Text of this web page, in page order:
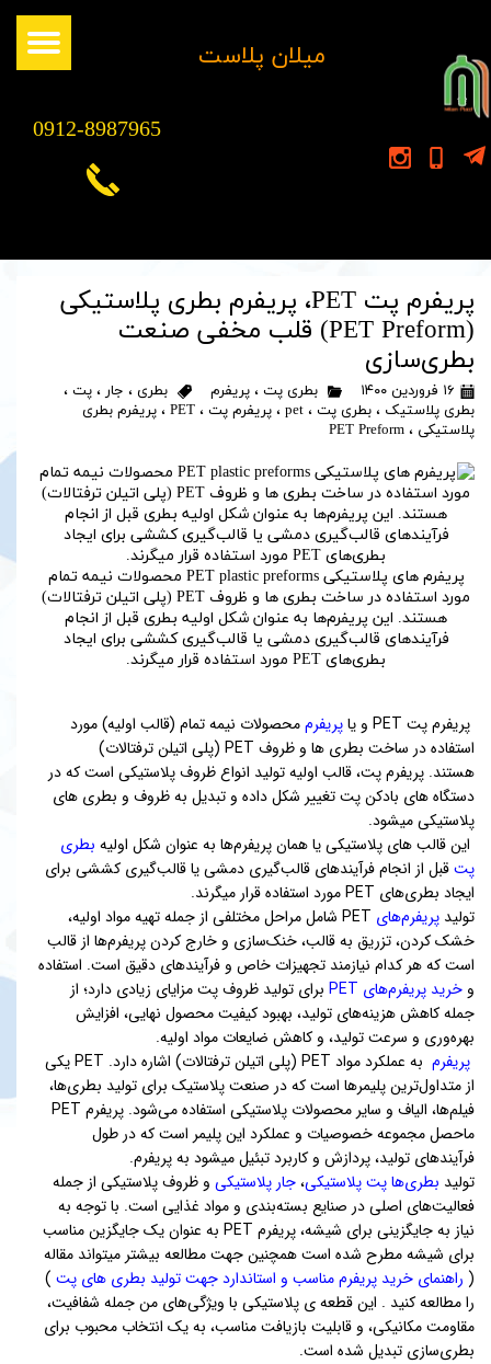
​میلان پلاست
0912-8987965
پریفرم پت PET، پریفرم بطری پلاستیکی
(PET Preform) قلب مخفی صنعت
بطری‌سازی
۱۶ فروردین ۱۴۰۰ بطری پت ، پریفرم بطری ، جار ، پت ،
بطری پلاستیک ، بطری پت ، pet ، پریفرم پت ، PET ، پریفرم بطری
پلاستیکی ، PET Preform
پریفرم های پلاستیکی PET plastic preforms محصولات نیمه تمام
مورد استفاده در ساخت بطری ها و ظروف PET (پلی اتیلن ترفتالات)
هستند. این پریفرم‌ها به عنوان شکل اولیه بطری قبل از انجام
فرآیندهای قالب‌گیری دمشی یا قالب‌گیری کششی برای ایجاد
بطری‌های PET مورد استفاده قرار میگرند.
پریفرم پت PET و یا پریفرممحصولات نیمه تمام (قالب اولیه) مورد
استفاده در ساخت بطری ها و ظروف PET (پلی اتیلن ترفتالات)
هستند. پریفرم پت، قالب اولیه تولید انواع ظروف پلاستیکی است که در
دستگاه های بادکن پت تغییر شکل داده و تبدیل به ظروف و بطری های
پلاستیکی میشود.
این قالب های پلاستیکی یا همان پریفرم‌ها به عنوان شکل اولیه بطری
پتقبل از انجام فرآیندهای قالب‌گیری دمشی یا قالب‌گیری کششی برای
ایجاد بطری‌های PET مورد استفاده قرار میگرند.
تولید پریفرم‌های
PET شامل مراحل مختلفی از جمله تهیه مواد اولیه،
خشک کردن، تزریق به قالب، خنک‌سازی و خارج کردن پریفرم‌ها از قالب
است که هر کدام نیازمند تجهیزات خاص و فرآیندهای دقیق است. استفاده
و خرید پریفرم‌های PET
برای تولید ظروف پت مزایای زیادی دارد؛ از
جمله کاهش هزینه‌های تولید، بهبود کیفیت محصول نهایی، افزایش
بهره‌وری و سرعت تولید، و کاهش ضایعات مواد اولیه.
پریفرم
به عملکرد مواد PET (پلی اتیلن ترفتالات) اشاره دارد. PET یکی
از متداول‌ترین پلیمرها است که در صنعت پلاستیک برای تولید بطری‌ها،
فیلم‌ها، الیاف و سایر محصولات پلاستیکی استفاده می‌شود. پریفرم PET
ماحصل مجموعه خصوصیات و عملکرد این پلیمر است که در طول
فرآیندهای تولید، پردازش و کاربرد تبئیل میشود به پریفرم.
تولید بطری‌ها پت پلاستیکی،جار پلاستیکی و ظروف پلاستیکی از جمله
فعالیت‌های اصلی در صنایع بسته‌بندی و مواد غذایی است. با توجه به
نیاز به جایگزینی برای شیشه، پریفرم PET به عنوان یک جایگزین مناسب
برای شیشه مطرح شده است همچنین جهت مطالعه بیشتر میتواند مقاله
( راهنمای خرید پریفرم مناسب و استاندارد جهت تولید بطری های پت )
را مطالعه کنید . این قطعه ی پلاستیکی با ویژگی‌های من جمله شفافیت،
مقاومت مکانیکی، و قابلیت بازیافت مناسب، به یک انتخاب محبوب برای
بطری‌سازی تبدیل شده است.